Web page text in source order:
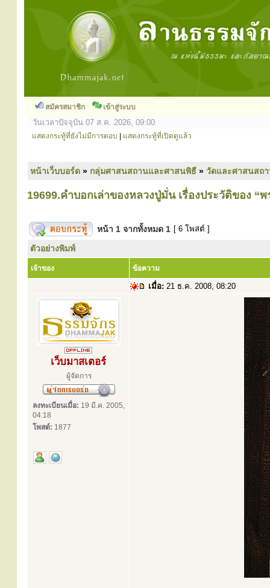
สมัครสมาชิก เข้าสู่ระบบ
วันเวลาปัจจุบัน 07 ส.ค. 2026, 09:00
แสดงกระทู้ที่ยังไม่มีการตอบ แสดงกระทู้ที่เปิดดูแล้ว
หน้าเว็บบอร์ด » กลุ่มศาสนสถานและศาสนพิธี » วัดและศาสนสถ
19699.คำบอกเล่าของหลวงปู่มั่น เรื่องประวัติของ “
หน้า 1 จากทั้งหมด 1 [ 6 โพสต์ ]
ตัวอย่างพิมพ์
เจ้าของ ข้อความ
เมื่อ: 21 ธ.ค. 2008, 08:20
เว็บมาสเตอร์
ผู้จัดการ
ลงทะเบียนเมื่อ: 19 มี.ค. 2005,
04:18
โพสต์: 1877